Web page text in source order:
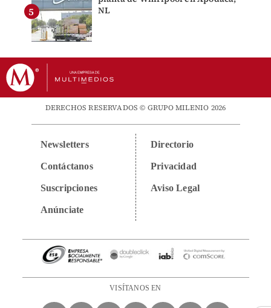
NL
DERECHOS RESERVADOS © GRUPO MILENIO 2026
Newsletters
Contáctanos
Suscripciones
Anúnciate
Directorio
Privacidad
Aviso Legal
VISÍTANOS EN